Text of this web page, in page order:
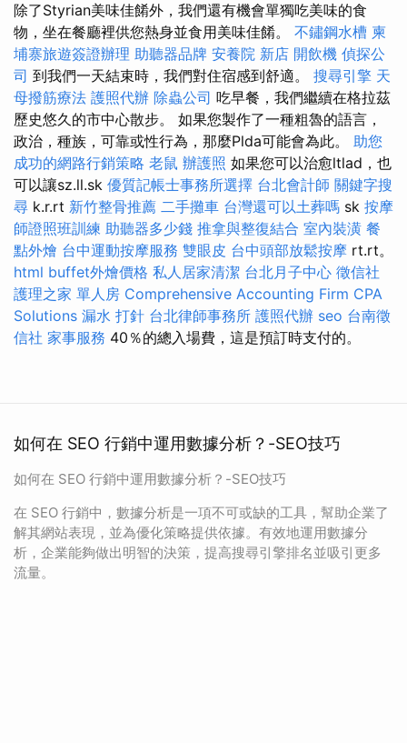
除了Styrian美味佳餚外，我們還有機會單獨吃美味的食
物，坐在餐廳裡供您熱身並食用美味佳餚。 不鏽鋼水槽 柬
埔寨旅遊簽證辦理 助聽器品牌 安養院 新店 開飲機 偵探公
司 到我們一天結束時，我們對住宿感到舒適。 搜尋引擎 天
母撥筋療法 護照代辦 除蟲公司 吃早餐，我們繼續在格拉茲
歷史悠久的市中心散步。 如果您製作了一種粗魯的語言，
政治，種族，可靠或性行為，那麼Plda可能會為此。 助您
成功的網路行銷策略 老鼠 辦護照 如果您可以治愈ltlad，也
可以讓sz.ll.sk 優質記帳士事務所選擇 台北會計師 關鍵字搜
尋 k.r.rt 新竹整骨推薦 二手攤車 台灣還可以土葬嗎 sk 按摩
師證照班訓練 助聽器多少錢 推拿與整復結合 室內裝潢 餐
點外燴 台中運動按摩服務 雙眼皮 台中頭部放鬆按摩 rt.rt。
html buffet外燴價格 私人居家清潔 台北月子中心 徵信社
護理之家 單人房 Comprehensive Accounting Firm CPA
Solutions 漏水 打針 台北律師事務所 護照代辦 seo 台南徵
信社 家事服務 40％的總入場費，這是預訂時支付的。
如何在 SEO 行銷中運用數據分析？-SEO技巧
如何在 SEO 行銷中運用數據分析？-SEO技巧
在 SEO 行銷中，數據分析是一項不可或缺的工具，幫助企業了
解其網站表現，並為優化策略提供依據。有效地運用數據分
析，企業能夠做出明智的決策，提高搜尋引擎排名並吸引更多
流量。